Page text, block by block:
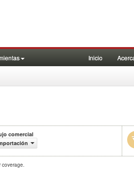
Inicio
comercial
coverage.